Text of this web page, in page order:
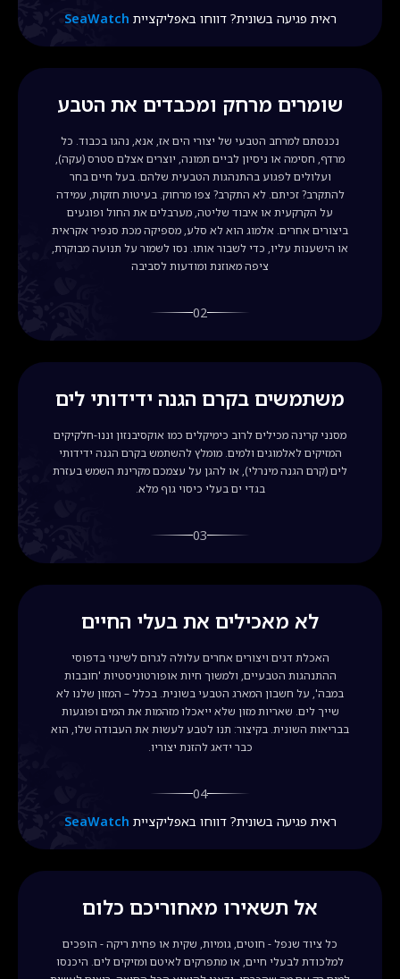
ראית פגיעה בשונית? דווחו באפליקציית SeaWatch
שומרים מרחק ומכבדים את הטבע
נכנסתם למרחב הטבעי של יצורי הים אז, אנא, נהגו בכבוד. כל
מרדף, חסימה או ניסיון לביים תמונה, יוצרים אצלם סטרס (עקה),
ועלולים לפגוע בהתנהגות הטבעית שלהם. בעל חיים בחר
להתקרב? זכיתם. לא התקרב? צפו מרחוק. בעיטות חזקות, עמידה
על הקרקעית או איבוד שליטה, מערבלים את החול ופוגעים
ביצורים אחרים. אלמוג הוא לא סלע, מספיקה מכת סנפיר אקראית
או הישענות עליו, כדי לשבור אותו. נסו לשמור על תנועה מבוקרת,
ציפה מאוזנת ומודעות לסביבה
02
משתמשים בקרם הגנה ידידותי לים
מסנני קרינה מכילים לרוב כימיקלים כמו אוקסיבנזון וננו-חלקיקים
המזיקים לאלמוגים ולמים. מומלץ להשתמש בקרם הגנה ידידותי
לים (קרם הגנה מינרלי), או להגן על עצמכם מקרינת השמש בעזרת
בגדי ים בעלי כיסוי גוף מלא.
03
לא מאכילים את בעלי החיים
האכלת דגים ויצורים אחרים עלולה לגרום לשינוי בדפוסי
ההתנהגות הטבעיים, ולמשוך חיות אופורטוניסטיות 'חובבות
במבה', על חשבון המארג הטבעי בשונית. בכלל – המזון שלנו לא
שייך לים. שאריות מזון שלא ייאכלו מזהמות את המים ופוגעות
בבריאות השונית. בקיצור: תנו לטבע לעשות את העבודה שלו, הוא
כבר ידאג להזנת יצוריו.
04
ראית פגיעה בשונית? דווחו באפליקציית SeaWatch
אל תשאירו מאחוריכם כלום
כל ציוד שנפל - חוטים, גומיות, שקית או פחית ריקה - הופכים
למלכודת לבעלי חיים, או מתפרקים לאיטם ומזיקים לים. היכנסו